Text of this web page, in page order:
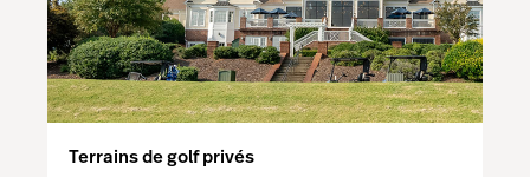
Terrains de golf privés